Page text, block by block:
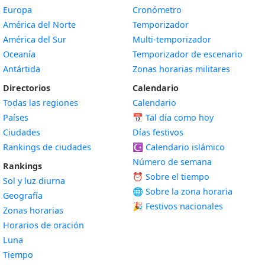
Europa
América del Norte
América del Sur
Oceanía
Antártida
Directorios
Todas las regiones
Países
Ciudades
Rankings de ciudades
Rankings
Sol y luz diurna
Geografía
Zonas horarias
Horarios de oración
Luna
Tiempo
Cronómetro
Temporizador
Multi-temporizador
Temporizador de escenario
Zonas horarias militares
Calendario
Calendario
📅 Tal día como hoy
Días festivos
☪️ Calendario islámico
Número de semana
⏰ Sobre el tiempo
🌐 Sobre la zona horaria
🎉 Festivos nacionales